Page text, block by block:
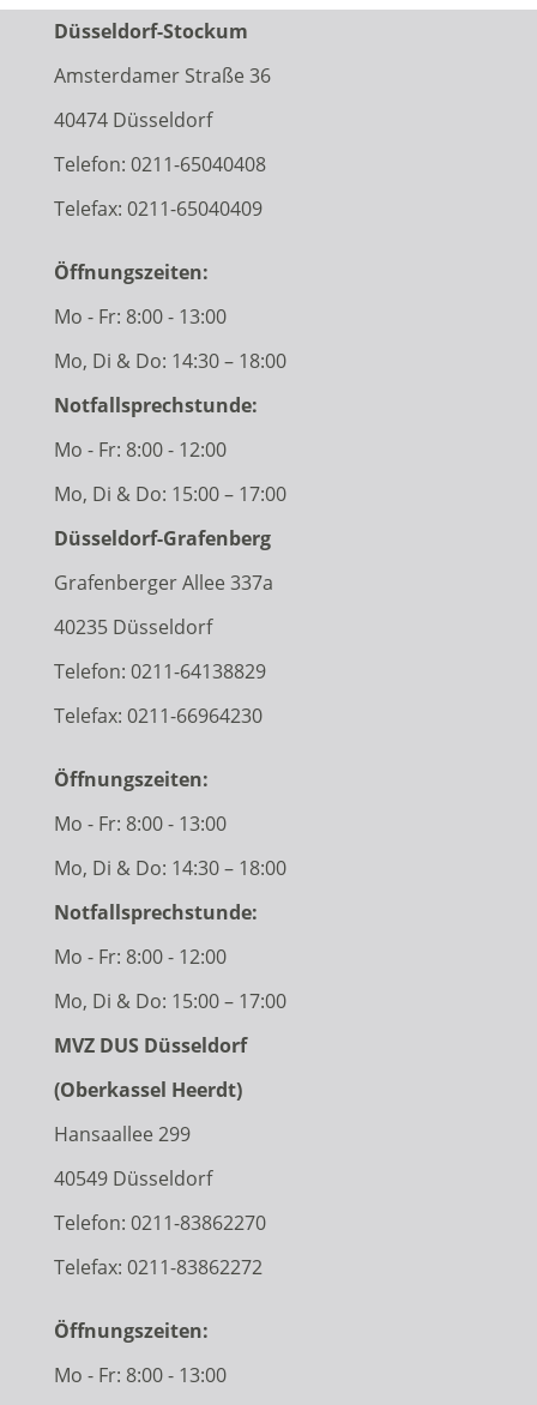
Düsseldorf-Stockum
Amsterdamer Straße 36
40474 Düsseldorf
Telefon: 0211-65040408
Telefax: 0211-65040409
Öffnungszeiten:
Mo - Fr: 8:00 - 13:00
Mo, Di & Do: 14:30 – 18:00
Notfallsprechstunde:
Mo - Fr: 8:00 - 12:00
Mo, Di & Do: 15:00 – 17:00
Düsseldorf-Grafenberg
Grafenberger Allee 337a
40235 Düsseldorf
Telefon: 0211-64138829
Telefax: 0211-66964230
Öffnungszeiten:
Mo - Fr: 8:00 - 13:00
Mo, Di & Do: 14:30 – 18:00
Notfallsprechstunde:
Mo - Fr: 8:00 - 12:00
Mo, Di & Do: 15:00 – 17:00
MVZ DUS Düsseldorf
(Oberkassel Heerdt)
Hansaallee 299
40549 Düsseldorf
Telefon: 0211-83862270
Telefax: 0211-83862272
Öffnungszeiten:
Mo - Fr: 8:00 - 13:00